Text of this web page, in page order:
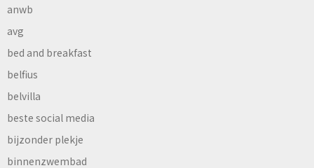
anwb
avg
bed and breakfast
belfius
belvilla
beste social media
bijzonder plekje
binnenzwembad